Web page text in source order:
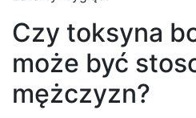
Czy toksyna
może być
mężczyzn?